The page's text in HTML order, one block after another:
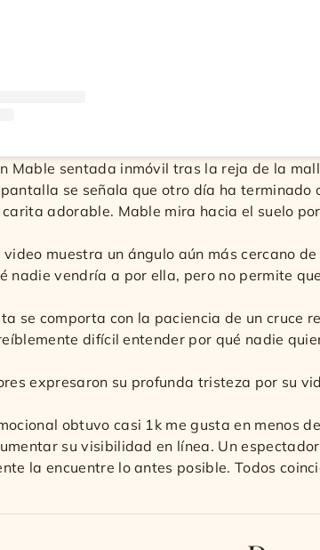
Mable sentada inmóvil tras la reja de la
se señala que otro día ha
adorable. Mable mira hacia el suelo
muestra un ángulo aún más cercano
nadie vendría a por ella, pero no permite
se comporta con la paciencia de un cruce
difícil entender por qué nadie
expresaron su profunda tristeza por su
obtuvo casi 1k me gusta en menos
su visibilidad en línea. Un
la encuentre lo antes posible. Todos